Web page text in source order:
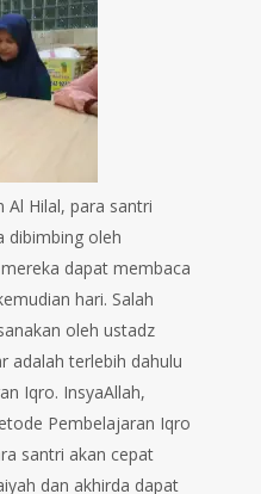
Al Hilal, para santri
dibimbing oleh
dapat membaca
hari. Salah
oleh ustadz
adalah terlebih dahulu
Iqro. InsyaAllah,
Pembelajaran Iqro
santri akan cepat
dan akhirda dapat